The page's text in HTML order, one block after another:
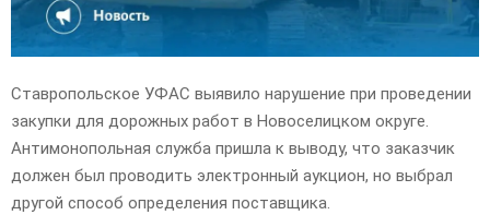
U
Ставропольское УФАС выявило нарушение при проведении
закупки для дорожных работ в Новоселицком округе.
Антимонопольная служба пришла к выводу, что заказчик
должен был проводить электронный аукцион, но выбрал
другой способ определения поставщика.